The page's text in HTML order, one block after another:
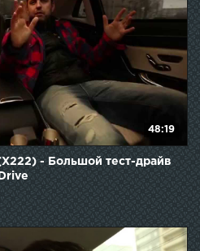
48:19
- Большой тест-драйв